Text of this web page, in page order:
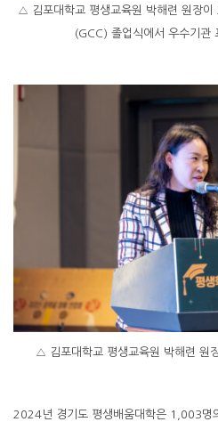
△ 김포대학교 평생교육원 박해련 원장
(GCC) 졸업식에서 우수기관
△ 김포대학교 평생교육원 박해련 원
2024년 경기도 평생배움대학은 1,003